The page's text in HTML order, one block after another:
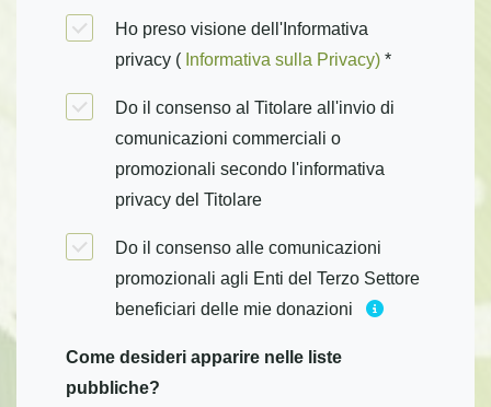
Ho preso visione dell'Informativa
privacy ( Informativa sulla Privacy) *
Do il consenso al Titolare all'invio di
comunicazioni commerciali o
promozionali secondo l'informativa
privacy del Titolare
Do il consenso alle comunicazioni
promozionali agli Enti del Terzo Settore
beneficiari delle mie donazioni
Come desideri apparire nelle liste
pubbliche?